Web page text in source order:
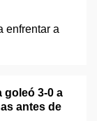
goleó 3-0 a
antes de